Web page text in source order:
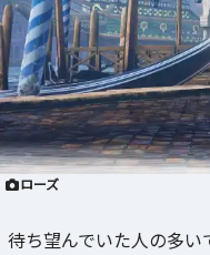
ローズ
待ち望んでいた人の多